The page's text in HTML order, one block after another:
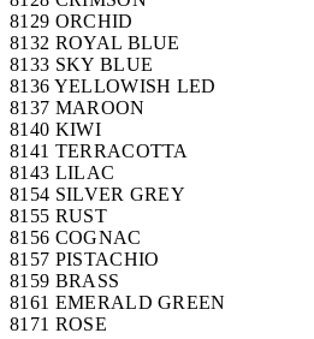
8129 ORCHID
8132 ROYAL BLUE
8133 SKY BLUE
8136 YELLOWISH LED
8137 MAROON
8140 KIWI
8141 TERRACOTTA
8143 LILAC
8154 SILVER GREY
8155 RUST
8156 COGNAC
8157 PISTACHIO
8159 BRASS
8161 EMERALD GREEN
8171 ROSE